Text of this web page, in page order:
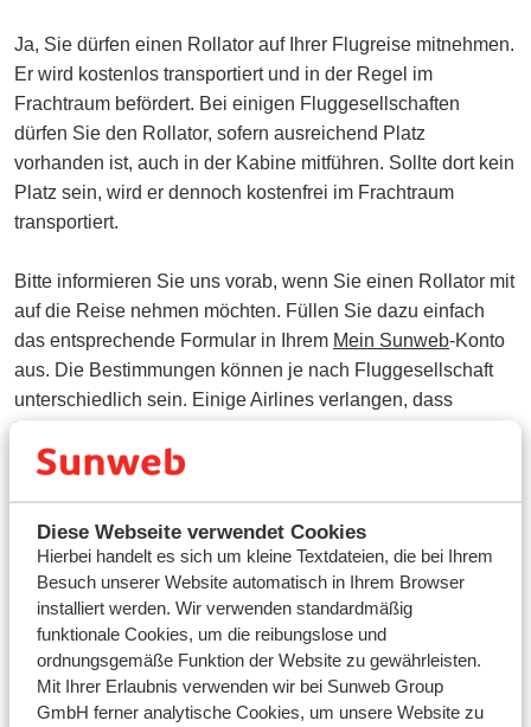
Diese Webseite verwendet Cookies
Hierbei handelt es sich um kleine Textdateien, die bei Ihrem
Besuch unserer Website automatisch in Ihrem Browser
installiert werden. Wir verwenden standardmäßig
funktionale Cookies, um die reibungslose und
ordnungsgemäße Funktion der Website zu gewährleisten.
Mit Ihrer Erlaubnis verwenden wir bei Sunweb Group
GmbH ferner analytische Cookies, um unsere Website zu
Ja, Sie dürfen einen Rollator auf Ihrer Flugreise mitnehmen.
Er wird kostenlos transportiert und in der Regel im
Frachtraum befördert. Bei einigen Fluggesellschaften
dürfen Sie den Rollator, sofern ausreichend Platz
vorhanden ist, auch in der Kabine mitführen. Sollte dort kein
Platz sein, wird er dennoch kostenfrei im Frachtraum
transportiert.
Bitte informieren Sie uns vorab, wenn Sie einen Rollator mit
auf die Reise nehmen möchten. Füllen Sie dazu einfach
das entsprechende Formular in Ihrem Mein Sunweb-Konto
aus. Die Bestimmungen können je nach Fluggesellschaft
unterschiedlich sein. Einige Airlines verlangen, dass
Mobilitätshilfen bereits vor der Abreise angemeldet werden.
im Voraus über das entsprechende Formular. So können wir
sicherstellen, dass Ihre Reise so angenehm wie möglich
verläuft.